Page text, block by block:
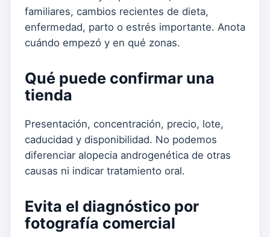
familiares, cambios recientes de dieta,
enfermedad, parto o estrés importante. Anota
cuándo empezó y en qué zonas.
Qué puede confirmar una
tienda
Presentación, concentración, precio, lote,
caducidad y disponibilidad. No podemos
diferenciar alopecia androgenética de otras
causas ni indicar tratamiento oral.
Evita el diagnóstico por
fotografía comercial